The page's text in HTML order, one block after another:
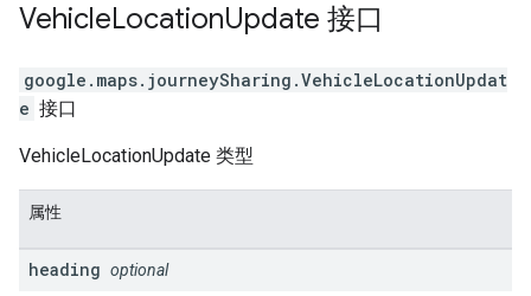
VehicleLocationUpdate 接口
google.maps.journeySharing .VehicleLocationUpdat
e 接口
VehicleLocationUpdate 类型
属性
heading optional